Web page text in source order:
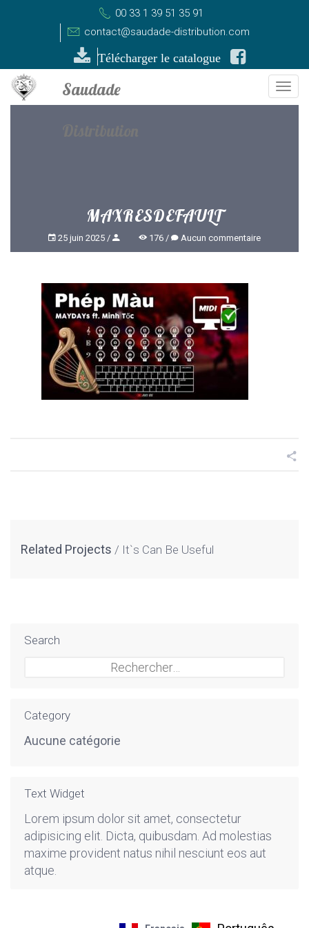
00 33 1 39 51 35 91
contact@saudade-distribution.com
Télécharger le catalogue
MAXRESDEFAULT
25 juin 2025 176 Aucun commentaire
Related Projects It`s Can Be Useful
Search
Category
Aucune catégorie
Text Widget
Lorem ipsum dolor sit amet, consectetur
adipisicing elit. Dicta, quibusdam. Ad molestias
maxime provident natus nihil nesciunt eos aut
atque.